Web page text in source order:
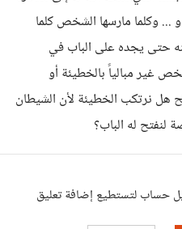
... وكلما مارسها الشخص كلما
حتى يجده على الباب في
غير مبالياً بالخطيئة أو
هل نرتكب الخطيئة لأن الشيطان
لنفتح له الباب؟
حساب لتستطيع إضافة تعليق